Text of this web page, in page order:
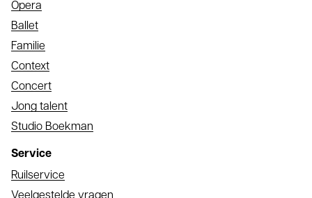
Opera
Ballet
Familie
Context
Concert
Jong talent
Studio Boekman
Service
Ruilservice